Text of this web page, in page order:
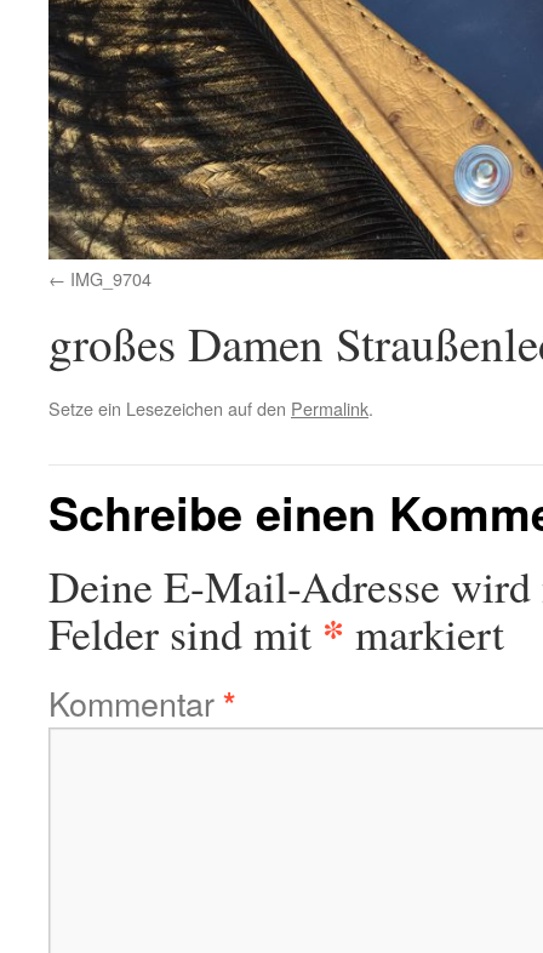
IMG_9704
großes Damen
Setze ein Lesezeichen auf den Permalink.
Schreibe einen
Deine E-Mail-Adresse
Felder sind mit * markiert
Kommentar*